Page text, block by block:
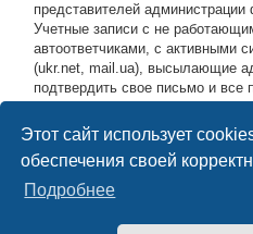
Этот сайт использует
обеспечения своей
Подробнее
представителей
Учетные записи с не
автоответчиками, с активными
(ukr.net, mail.ua), высылающие
подтвердить свое письмо и все
высылающие мусор на адрес
блокироваться по усмотрению